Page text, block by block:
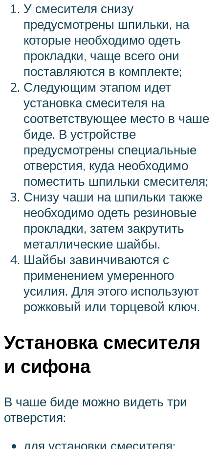
У смесителя снизу
предусмотрены шпильки, на
которые необходимо одеть
прокладки, чаще всего они
поставляются в комплекте;
Следующим этапом идет
установка смесителя на
соответствующее место в чаше
биде. В устройстве
предусмотрены специальные
отверстия, куда необходимо
поместить шпильки смесителя;
Снизу чаши на шпильки также
необходимо одеть резиновые
прокладки, затем закрутить
металлические шайбы.
Шайбы завинчиваются с
применением умеренного
усилия. Для этого используют
рожковый или торцевой ключ.
Установка смесителя
и сифона
В чаше биде можно видеть три
отверстия:
для установки смесителя;